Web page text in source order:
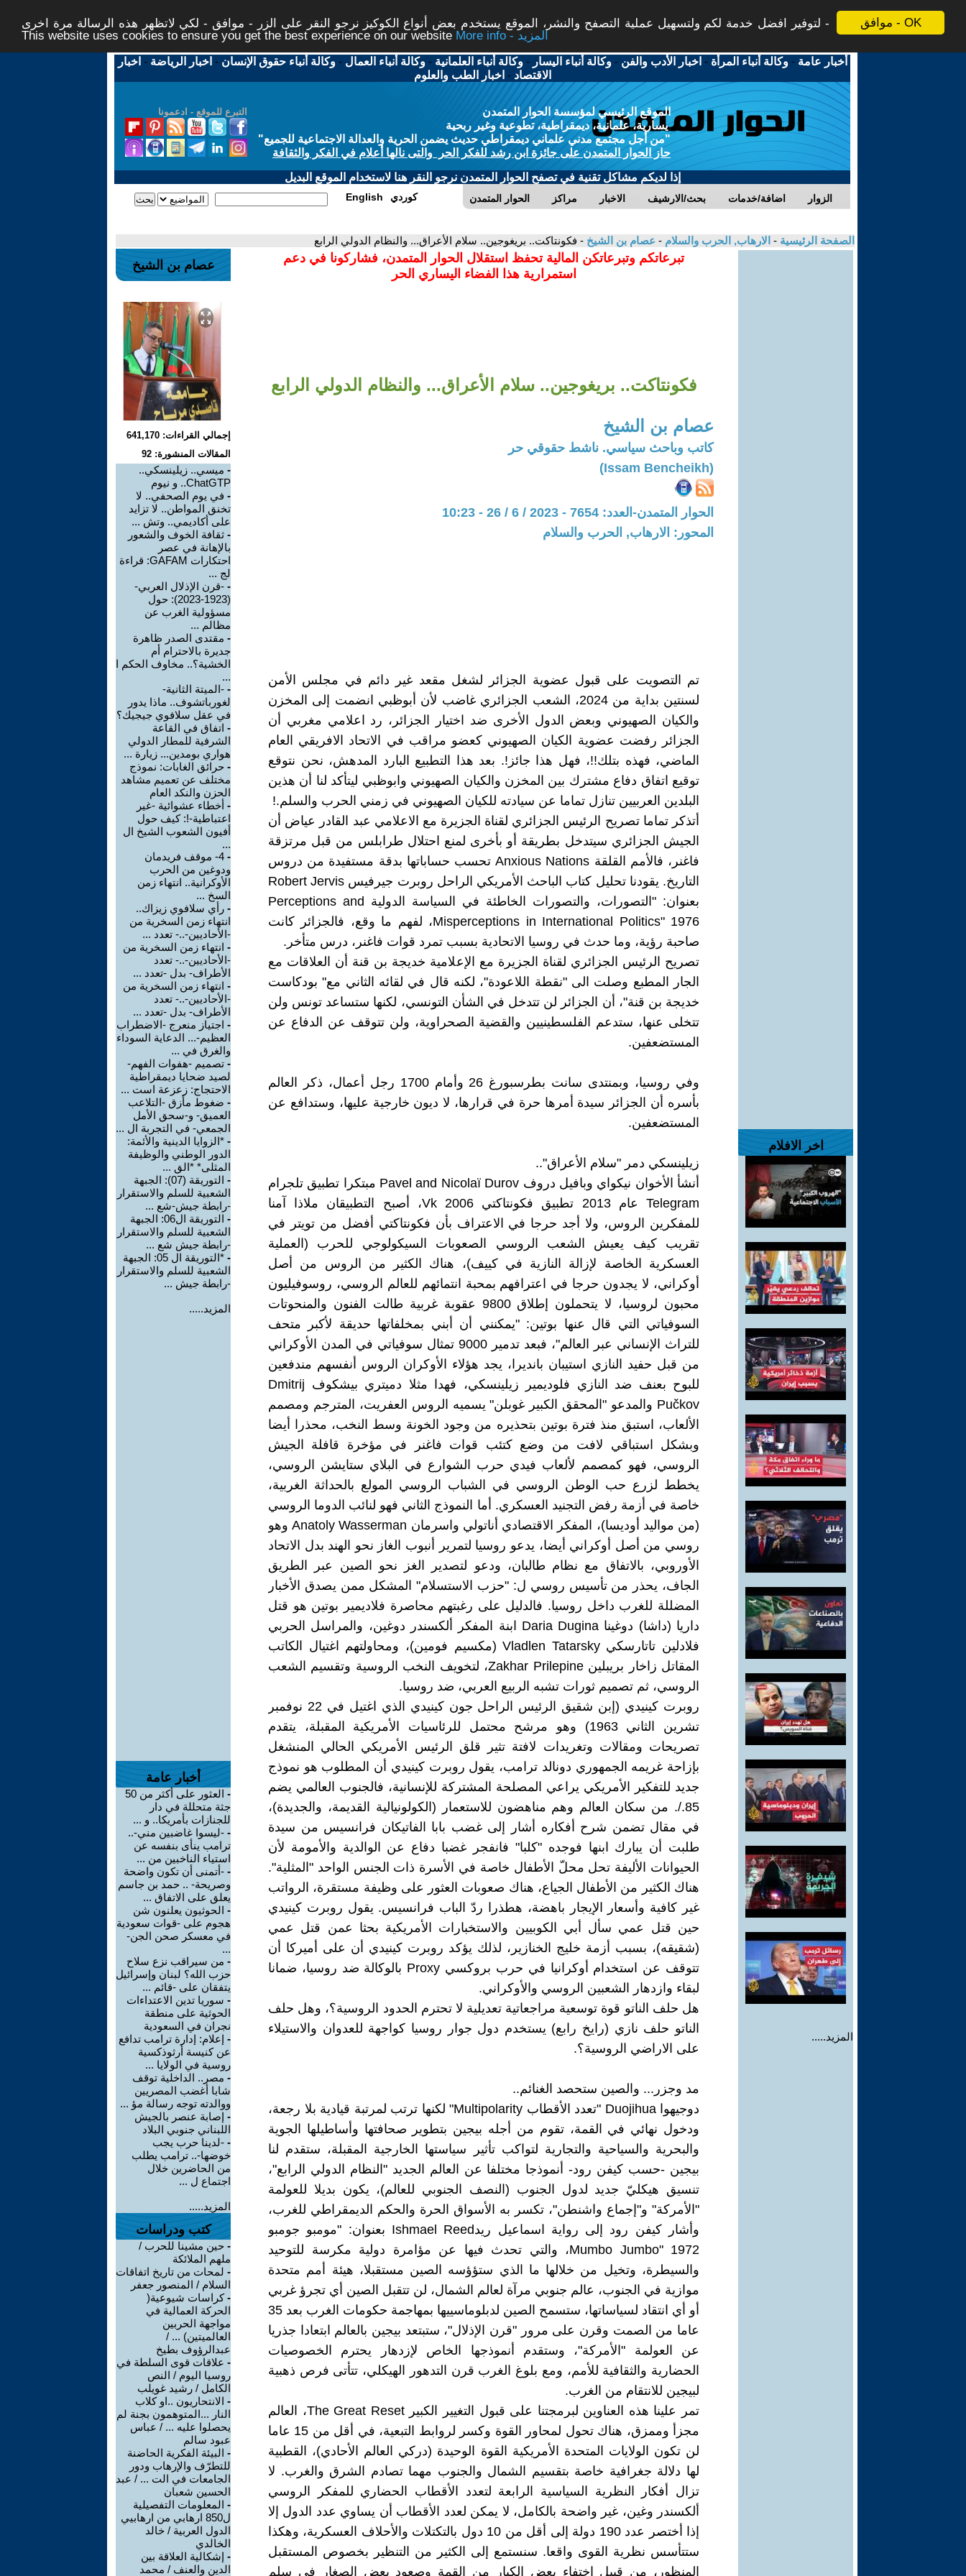
موافق - OK
لتوفير افضل خدمة لكم ولتسهيل عملية التصفح والنشر، الموقع يستخدم بعض أنواع الكوكيز نرجو النقر على الزر - موافق - لكي لاتظهر هذه الرسالة مرة اخرى -
This website uses cookies to ensure you get the best experience on our website
More info - المزيد
أخبار عامة -وكالة أنباء المرأة - اخبار الأدب والفن -وكالة أنباء اليسار -وكالة أنباء العلمانية -وكالة أنباء العمال -وكالة أنباء حقوق الإنسان - اخبار الرياضة - اخبار
الاقتصاد - اخبار الطب والعلوم
التبرع للموقع - ادعمونا
الموقع الرئيسي لمؤسسة الحوار المتمدن
يسارية، علمانية، ديمقراطية، تطوعية وغير ربحية
"من أجل مجتمع مدني علماني ديمقراطي حديث يضمن الحرية والعدالة الاجتماعية للجميع"
حاز الحوار المتمدن على جائزة ابن رشد للفكر الحر والتى نالها أعلام في الفكر والثقافة
إذا لديكم مشاكل تقنية في تصفح الحوار المتمدن نرجو النقر هنا لاستخدام الموقع البديل
الحوار المتمدن مراكز الاخبار بحث/الارشيف اضافة/خدمات الزوار English كوردي
الصفحة الرئيسية - الارهاب, الحرب والسلام - عصام بن الشيخ - فكونتاكت.. بريغوجين.. سلام الأعراق... والنظام الدولي الرابع
اخر الافلام
المزيد.....
تبرعاتكم وتبرعاتكن المالية تحفظ استقلال الحوار المتمدن، فشاركونا في دعم
استمرارية هذا الفضاء اليساري الحر
فكونتاكت.. بريغوجين.. سلام الأعراق... والنظام الدولي الرابع
عصام بن الشيخ
كاتب وباحث سياسي. ناشط حقوقي حر
(Issam Bencheikh)
الحوار المتمدن-العدد: 7654 - 2023 / 6 / 26 - 10:23
المحور: الارهاب, الحرب والسلام
تم التصويت على قبول عضوية الجزائر لشغل مقعد غير دائم في مجلس الأمن
لسنتين بداية من 2024، الشعب الجزائري غاضب لأن أبوظبي انضمت إلى المخزن
والكيان الصهيوني وبعض الدول الأخرى ضد اختيار الجزائر، رد اعلامي مغربي أن
الجزائر رفضت عضوية الكيان الصهيوني كعضو مراقب في الاتحاد الافريقي العام
الماضي، فهذه بتلك!!، فهل هذا جائز!. بعد هذا التطبيع البارد المدهش، نحن نتوقع
توقيع اتفاق دفاع مشترك بين المخزن والكيان الصهيوني وابوظبي ليتأكد لنا أن هذين
البلدين العربيين تنازل تماما عن سيادته للكيان الصهيوني في زمني الحرب والسلم.!
أتذكر تماما تصريح الرئيس الجزائري لقناة الجزيرة مع الاعلامي عبد القادر عياض أن
الجيش الجزائري سيتدخل بطريقة أو بأخرى لمنع احتلال طرابلس من قبل مرتزقة
فاغنر، فالأمم القلقة Anxious Nations تحسب حساباتها بدقة مستفيدة من دروس
التاريخ. يقودنا تحليل كتاب الباحث الأمريكي الراحل روبرت جيرفيس Robert Jervis
بعنوان: "التصورات، والتصورات الخاطئة في السياسة الدولية Perceptions and
Misperceptions in International Politics" 1976، لفهم ما وقع، فالجزائر كانت
صاحبة رؤية، وما حدث في روسيا الاتحادية بسبب تمرد قوات فاغنر، درس متأخر.
تصريح الرئيس الجزائري لقناة الجزيرة مع الإعلامية خديجة بن قنة أن العلاقات مع
الجار المطبع وصلت الى "نقطة اللاعودة"، لكنه قال في لقائه الثاني مع" بودكاست
خديجة بن قنة"، أن الجزائر لن تتدخل في الشأن التونسي، لكنها ستساعد تونس ولن
تتخلى عنها، ستدعم الفلسطينيين والقضية الصحراوية، ولن تتوقف عن الدفاع عن
المستضعفين.
وفي روسيا، وبمنتدى سانت بطرسبورغ 26 وأمام 1700 رجل أعمال، ذكر العالم
بأسره أن الجزائر سيدة أمرها حرة في قرارها، لا ديون خارجية عليها، وستدافع عن
المستضعفين.
زيلينسكي دمر "سلام الأعراق"..
أنشأ الأخوان نيكواي وبافيل دروف Pavel and Nicolaï Durov مبتكرا تطبيق تلجرام
Telegram عام 2013 تطبيق فكونتاكتي Vk 2006، أصبح التطبيقان ملاذا آمنا
للمفكرين الروس، ولا أجد حرجا في الاعتراف بأن فكونتاكتي أفضل من تويتر في
تقريب كيف يعيش الشعب الروسي الصعوبات السيكولوجي للحرب (العملية
العسكرية الخاصة لإزالة النازية في كييف)، هناك الكثير من الروس من أصل
أوكراني، لا يجدون حرجا في اعترافهم بمحبة انتمائهم للعالم الروسي، روسوفيليون
محبون لروسيا، لا يتحملون إطلاق 9800 عقوبة غربية طالت الفنون والمنحوتات
السوفياتي التي قال عنها بوتين: "يمكنني أن أبني بمخلفاتها حديقة لأكبر متحف
للتراث الإنساني عبر العالم"، فبعد تدمير 9000 تمثال سوفياتي في المدن الأوكراني
من قبل حفيد النازي استيبان بانديرا، يجد هؤلاء الأوكران الروس أنفسهم مندفعين
للبوح بعنف ضد النازي فلوديمير زيلينسكي، فهدا مثلا دميتري بيشكوف Dmitrij
Pučkov والمدعو "المحقق الكبير غوبلن" يسميه الروس العفريت، المترجم ومصمم
الألعاب، استبق منذ فترة بوتين بتحذيره من وجود الخونة وسط النخب، محذرا أيضا
وبشكل استباقي لافت من وضع كتئب قوات فاغنر في مؤخرة قافلة الجيش
الروسي، فهو كمصمم لألعاب فيدي حرب الشوارع في البلاي ستايشن الروسي،
يخطط لزرع حب الوطن الروسي في الشباب الروسي المولع بالحداثة الغربية،
خاصة في أزمة رفض التجنيد العسكري. أما النموذج الثاني فهو لنائب الدوما الروسي
(من مواليد أوديسا)، المفكر الاقتصادي أناتولي واسرمان Anatoly Wasserman وهو
روسي من أصل أوكراني أيضا، يدعو روسيا لتمرير أنبوب الغاز نحو الهند بدل الاتحاد
الأوروبي، بالاتفاق مع نظام طالبان، ودعو لتصدير الغز نحو الصين عبر الطريق
الجاف، يحذر من تأسيس روسي ل: "حزب الاستسلام" المشكل ممن يصدق الأخبار
المضللة للغرب داخل روسيا. فالدليل على رغبتهم محاصرة فلاديمير بوتين هو قتل
داريا (داشا) دوغينا Daria Dugina ابنة المفكر ألكسندر دوغين، والمراسل الحربي
فلادلين تاتارسكي Vladlen Tatarsky (مكسيم فومين)، ومحاولتهم اغتيال الكاتب
المقاتل زاخار بريبلين Zakhar Prilepine، لتخويف النخب الروسية وتقسيم الشعب
الروسي، ثم تصميم ثورات تشبه الربيع العربي، ضد روسيا.
روبرت كينيدي (إبن شقيق الرئيس الراحل جون كينيدي الذي اغتيل في 22 نوفمبر
تشرين الثاني 1963) وهو مرشح محتمل للرئاسيات الأمريكية المقبلة، يتقدم
تصريحات ومقالات وتغريدات لافتة تثير قلق الرئيس الأمريكي الحالي المنشغل
بإزاحة غريمه الجمهوري دونالد ترامب، يقول روبرت كينيدي أن المطلوب هو نموذج
جديد للتفكير الأمريكي يراعي المصلحة المشتركة للإنسانية، فالجنوب العالمي يضم
85./. من سكان العالم وهم مناهضون للاستعمار (الكولونيالية القديمة، والجديدة)،
في مقال تضمن شرح أفكاره أشار إلى غضب بابا الفاتيكان فرانسيس من سيدة
طلبت أن يبارك ابنها فوجده "كلبا" فانفجر غضبا دفاع عن الوالدية والأمومة لأن
الحيوانات الأليفة تحل محلّ الأطفال خاصة في الأسرة ذات الجنس الواحد "المثلية".
هناك الكثير من الأطفال الجياع، هناك صعوبات العثور على وظيفة مستقرة، الرواتب
غير كافية وأسعار الإيجار باهضة، هطذرا ردّ الباب فرانسيس. يقول روبرت كينيدي
حين قتل عمي سأل أبي الكوبيين والاستخبارات الأمريكية بحثا عمن قتل عمي
(شقيقه)، بسبب أزمة خليج الخنازير، لذلك يؤكد روبرت كينيدي أن على أميركا أن
تتوقف عن استخدام أوكرانيا في حرب بروكسي Proxy بالوكالة ضد روسيا، ضمانا
لبقاء وازدهار الشعبين الروسي والأوكراني.
هل حلف الناتو قوة توسعية مراجعاتية تعديلية لا تحترم الحدود الروسية؟، وهل حلف
الناتو حلف نازي (رايخ رابع) يستخدم دول جوار روسيا كواجهة للعدوان والاستيلاء
على الاراضي الروسية؟.
مد وجزر... والصين ستحصد الغنائم..
دوجيهوا Duojihua "تعدد الأقطاب Multipolarity" لكنها ترتب لمرتبة قيادية بلا رجعة،
ودخول نهائي في القمة، تقوم من أجله بيجين بتطوير صحافتها وأساطيلها الجوية
والبحرية والسياحية والتجارية لتواكب تأثير سياستها الخارجية المقبلة، ستقدم لنا
بيجين -حسب كيفن رود- أنموذجا مختلفا عن العالم الجديد "النظام الدولي الرابع"،
تنسيق هيكليّ جديد لدول الجنوب (النصف الجنوبي للعالم)، يكون بديلا للعولمة
"الأمركة" و"إجماع واشنطن"، تكسر به الأسواق الحرة والحكم الديمقراطي للغرب،
وأشار كيفن رود إلى رواية اسماعيل ريدIshmael Reed بعنوان: "مومبو جومبو
Mumbo Jumbo" 1972، والتي تحدث فيها عن مؤامرة دولية مكرسة للتوحيد
والسيطرة، وتخيل من خلالها ما الذي ستؤؤسه الصين مستقبلا، هيئة أمم متحدة
موازية في الجنوب، عالم جنوبي مرآة لعالم الشمال، لن تتقبل الصين أي تجرؤ غربي
أو أي انتقاد لسياساتها، ستسمح الصين لدبلوماسييها بمهاجمة حكومات الغرب بعد 35
عاما من الصمت وقرن على مرور "قرن الإذلال"، ستبتعد بيجين بالعالم ابتعادا جذريا
عن العولمة "الأمركة"، وستقدم أنموذجها الخاص لإزدهار يحترم الخصوصيات
الحضارية والثقافية للأمم، ومع بلوغ الغرب قرن التدهور الهيكلي، تتأتى فرص ذهبية
لبيجين للانتقام من الغرب.
تمر علينا هذه العناوين لبرمجتنا على قبول التغيير الكبير The Great Reset، العالم
مجزأ وممزق، هناك تحول لمحاور القوة وكسر لروابط التبعية، في أقل من 15 عاما
لن تكون الولايات المتحدة الأمريكية القوة الوحيدة (دركي العالم الأحادي)، القطبية
لها دلالة جغرافية خاصة بتقسيم الشمال والجنوب مهما تصادم الشرق والغرب. لا
تزال أفكار النظرية السياسية الرابعة لتعدد الأقطاب الحضاري للمفكر الروسي
ألكسندر وغين، غير واضحة بالكامل، لا يمكن لعدد الأقطاب أن يساوي عدد الدول إلا
إذا أختصر عدد 190 دولة إلى أقل من 10 دول بالتكتلات والأحلاف العسكرية، وهكذا
ستتأسس نظرية القوى واقعا. سنستمع إلى الكثير من التنظير بخصوص المستقبل
المنظور، من قبيل اختفاء بعض الكبار من القمة وصعود بعض الصغار في سلم
عصام بن الشيخ
إجمالي القراءات: 641,170
المقالات المنشورة: 92
- ميسي.. زيلينسكي..
ChatGTP.. و نيوم
- في يوم الصحفي.. لا
تخنق المواطن.. لا تزايد
على أكاديمي.. وتش ...
- ثقافة الخوف والشعور
بالإهانة في عصر
احتكارات GAFAM: قراءة
لج ...
- -قرن الإذلال العربي-
(1923-2023): حول
مسؤولية الغرب عن
مظالم ...
- مقتدى الصدر ظاهرة
جديرة بالاحترام أم
الخشية؟.. مخاوف الحكم ا
...
- -الميتة الثانية-
لغورباتشوف.. ماذا يدور
في عقل سلافوي جيجيك؟
- اتفاق في القاعة
الشرفية للمطار الدولي
هواري بومدين... زيارة ...
- حرائق الغابات: نموذج
مختلف عن تعميم مشاهد
الحزن والنكد العام
- أخطاء عشوائية -غير
اعتباطية-!: كيف حول
أفيون الشعوب الشيخ ال
...
-
4- موقف فريدمان
ودوغين من الحرب
الأوكرانية.. انتهاء زمن
السخ ...
- رأي سلافوي زيزاك..
انتهاء زمن السخرية من
-الأحاديين-..- تعدد ...
- انتهاء زمن السخرية من
-الأحاديين-..- تعدد
الأطراف- بدل -تعدد ...
- انتهاء زمن السخرية من
-الأحاديين-..- تعدد
الأطراف- بدل -تعدد ...
- اجتياز منعرج -الاضطراب
العظيم-... الدعاية السوداء
والغرق في ...
- تصميم -هفوات الفهم-
لصيد ضحايا ديمقراطية
الاحتجاج: زعزعة است ...
- ضغوط مأزق -التلاعب
العميق- و-سحق الأمل
الجمعي- في التجربة ال ...
- *الزوايا الدينية والأئمة:
الدور الوطني والوظيفة
المثلى* *الق ...
-
التوريقة (07): الجبهة
الشعبية للسلم والاستقرار
-رابطة جيش-شع ...
-
التوريقة ال06: الجبهة
الشعبية للسلم والاستقرار
-رابطة جيش شع ...
-
*التوريقة ال 05: الجبهة
الشعبية للسلم والاستقرار
-رابطة جيش ...
المزيد.....
أخبار عامة
-
العثور على أكثر من 50
جثة متحللة في دار
للجنازات بأمريكا.. و ...
- -ليسوا غاضبين مني-..
ترامب ينأى بنفسه عن
استياء الناخبين من ...
- -أتمنى أن تكون واضحة
وصريحة- .. حمد بن جاسم
يعلق على الاتفاق ...
- الحوثيون يعلنون شن
هجوم على -قوات سعودية
في معسكر صحن الجن-
...
- من سيراقب نزع سلاح
حزب الله؟ لبنان وإسرائيل
يتفقان على -قائم ...
- سوريا تدين الاعتداءات
الحوثية على منطقة
نجران في السعودية
- إعلام: إدارة ترامب تدافع
عن كنيسة أرثوذكسية
روسية في الولايا ...
- مصر.. الداخلية توقف
شابا أغضب المصريين
ووالدته توجه رسالة مؤ ...
- إصابة عنصر بالجيش
اللبناني جنوبي البلاد
- -لدينا حرب يجب
خوضها-.. ترامب يطلب
من الحاضرين خلال
اجتماع ل ...
المزيد.....
كتب ودراسات
- حين مشينا للحرب /
ملهم الملائكة
- لمحات من تاريخ اتفاقات
السلام / المنصور جعفر
-كراسات شيوعية(
الحركة العمالية في
مواجهة الحربين
العالميتين) ... /
عبدالرؤوف بطيخ
- علاقات قوى السلطة في
روسيا اليوم / النص
الكامل / رشيد غويلب
- الانتحاريون ..او كلاب
النار ...المتوهمون بجنة لم
يحصلوا عليه ... / عباس
عبود سالم
- البيئة الفكرية الحاضنة
للتطرّف والإرهاب ودور
الجامعات في الت ... / عبد
الحسين شعبان
- المعلومات التفصيلية
ل850 ارهابي من ارهابيي
الدول العربية / خالد
الخالدي
- إشكالية العلاقة بين
الدين والعنف / محمد